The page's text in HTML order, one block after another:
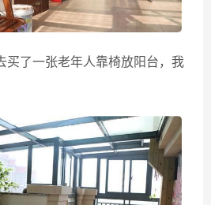
买了一张老年人靠椅放阳台，我